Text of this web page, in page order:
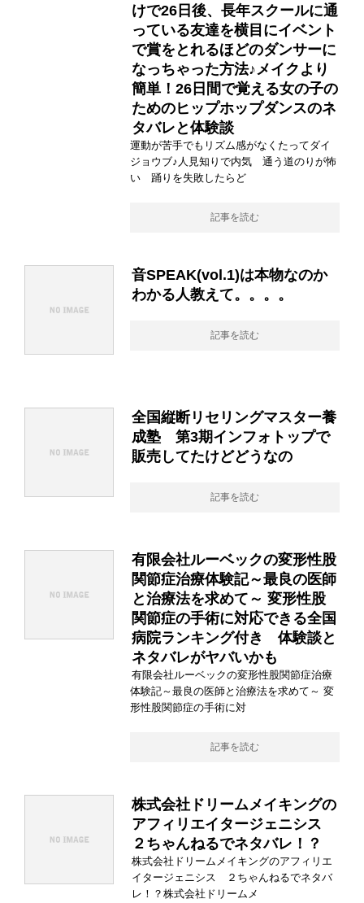
けで26日後、長年スクールに通
っている友達を横目にイベント
で賞をとれるほどのダンサーに
なっちゃった方法♪メイクより
簡単！26日間で覚える女の子の
ためのヒップホップダンスのネ
タバレと体験談
運動が苦手でもリズム感がなくたってダイ
ジョウブ♪人見知りで内気 通う道のりが怖
い 踊りを失敗したらど
記事を読む
音SPEAK(vol.1)は本物なのか
わかる人教えて。。。。
記事を読む
全国縦断リセリングマスター養
成塾 第3期インフォトップで
販売してたけどどうなの
記事を読む
有限会社ルーベックの変形性股
関節症治療体験記～最良の医師
と治療法を求めて～ 変形性股
関節症の手術に対応できる全国
病院ランキング付き 体験談と
ネタバレがヤバいかも
有限会社ルーベックの変形性股関節症治療
体験記～最良の医師と治療法を求めて～ 変
形性股関節症の手術に対
記事を読む
株式会社ドリームメイキングの
アフィリエイタージェニシス
２ちゃんねるでネタバレ！？
株式会社ドリームメイキングのアフィリエ
イタージェニシス ２ちゃんねるでネタバ
レ！？株式会社ドリームメ